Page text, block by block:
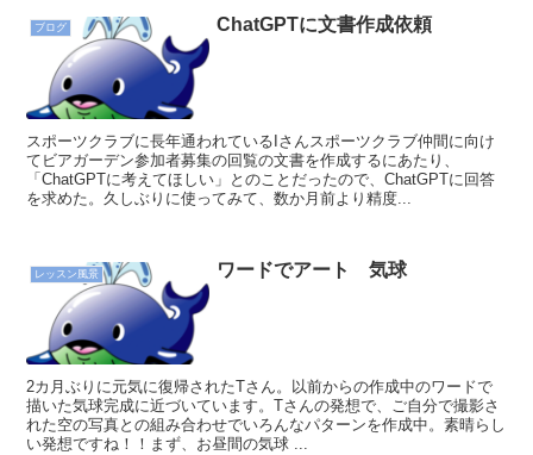
ブログ ChatGPTに文書作成依頼
スポーツクラブに長年通われているIさんスポーツクラブ仲間に向け
てビアガーデン参加者募集の回覧の文書を作成するにあたり、
「ChatGPTに考えてほしい」とのことだったので、ChatGPTに回答
を求めた。久しぶりに使ってみて、数か月前より精度...
レッスン風景 ワードでアート 気球
2カ月ぶりに元気に復帰されたTさん。以前からの作成中のワードで
描いた気球完成に近づいています。Tさんの発想で、ご自分で撮影さ
れた空の写真との組み合わせでいろんなパターンを作成中。素晴らし
い発想ですね！！まず、お昼間の気球 ...